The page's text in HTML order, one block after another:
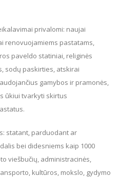
privalomi: naujai
renovuojamiems pastatams,
paveldo statiniai, religinės
sodų paskirties, atskirai
gamybos ir pramonės,
ūkiui tvarkyti skirtus
statant, parduodant ar
bei didesniems kaip 1000
viešbučių, administracinės,
kultūros, mokslo, gydymo